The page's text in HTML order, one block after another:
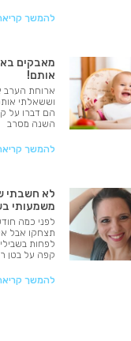
להמשך
מאבקים
אותם!
ארוחת הערב
וששאלתי
הם דברו על
השנה מסרב
להמשך
לא חשבתי
משמעותי
לפני כמה
תצחקו אבל
לפחות
קפה על בטן
להמשך